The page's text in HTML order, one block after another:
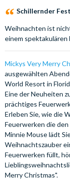
Schillernder
Weihnachten ist
einem spektakulären
Mickys Very Merry
ausgewählten
World Resort in
Eine der Neuheiten
prächtiges
Erleben Sie, wie die
Feuerwerken die
Minnie Mouse lädt
Weihnachtszauber
Feuerwerken füllt,
Merry Christmas".